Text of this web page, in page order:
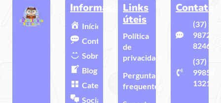
Informações
Início
Contato
Sobre
Blog
Categorias
Sociais
Links
úteis
Política
de
privacidade
Perguntas
frequentes
Contato
(37)
9872-
8246
(37)
99858-
1321